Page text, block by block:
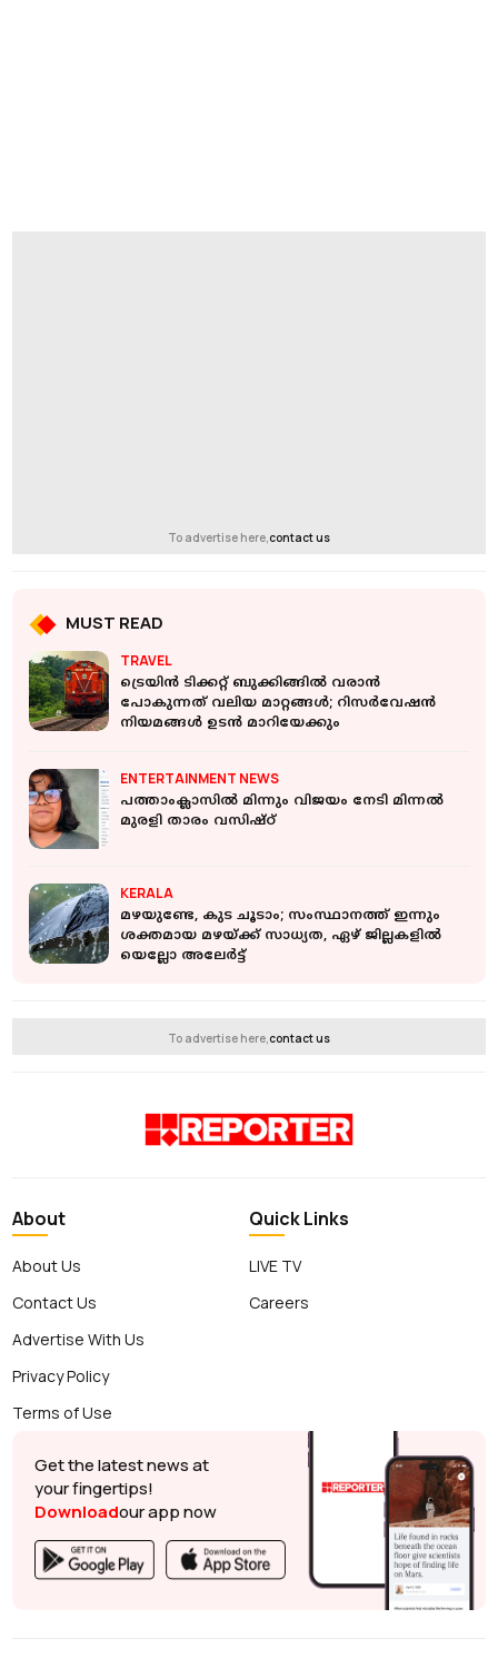
To advertise here,contact us
MUST READ
TRAVEL
ട്രെയിന്‍ ടിക്കറ്റ് ബുക്കിങ്ങില്‍ വരാന്‍
പോകുന്നത് വലിയ മാറ്റങ്ങള്‍; റിസര്‍വേഷന്‍
നിയമങ്ങള്‍ ഉടന്‍ മാറിയേക്കും
ENTERTAINMENT NEWS
പത്താംക്ലാസില്‍ മിന്നും വിജയം നേടി മിന്നല്‍
മുരളി താരം വസിഷ്ഠ്
KERALA
മഴയുണ്ടേ, കുട ചൂടാം; സംസ്ഥാനത്ത് ഇന്നും
ശക്തമായ മഴയ്ക്ക് സാധ്യത, ഏഴ് ജില്ലകളിൽ
യെല്ലോ അലേർട്ട്
To advertise here,contact us
About
About Us
Contact Us
Advertise With Us
Privacy Policy
Terms of Use
Quick Links
LIVE TV
Careers
Get the latest news at
your fingertips!
Downloadour app now